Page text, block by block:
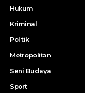
Hukum
Kriminal
Politik
Metropolitan
Seni Budaya
Sport